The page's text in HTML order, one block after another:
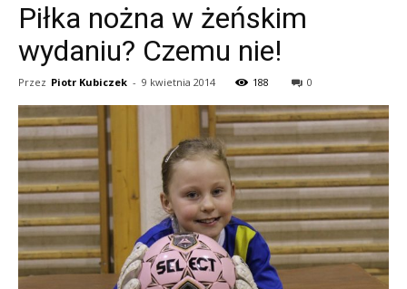
Piłka nożna w żeńskim
wydaniu? Czemu nie!
Przez Piotr Kubiczek - 9 kwietnia 2014 188 0